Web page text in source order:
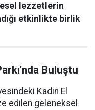
lezzetlerin
etkinlikte birlik
Buluştu
Kadın El
edilen geleneksel